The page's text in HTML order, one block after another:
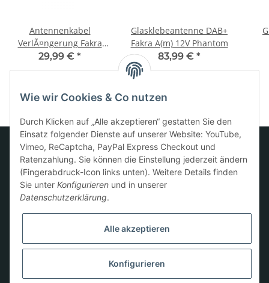
Antennenkabel
VerlÃ¤ngerung Fakra
A/C/Z(f)>SMB(f) 500cm
29,99 € *
Glasklebeantenne DAB+
Fakra A(m) 12V Phantom
83,99 € *
Informationen
Gesetzliche Informationen
Wie wir Cookies & Co nutzen
Durch Klicken auf „Alle akzeptieren“ gestatten Sie den
Einsatz folgender Dienste auf unserer Website: YouTube,
Vimeo, ReCaptcha, PayPal Express Checkout und
Ratenzahlung. Sie können die Einstellung jederzeit ändern
(Fingerabdruck-Icon links unten). Weitere Details finden
Sie unter Konfigurieren und in unserer
Datenschutzerklärung.
Alle akzeptieren
Konfigurieren